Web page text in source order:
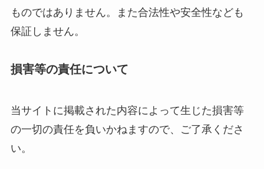
ものではありません。また合法性や安全性なども
保証しません。
損害等の責任について
当サイトに掲載された内容によって生じた損害等
の一切の責任を負いかねますので、ご了承くださ
い。